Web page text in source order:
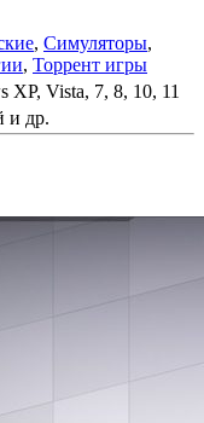
, Симуляторы,
, Торрент игры
XP, Vista, 7, 8, 10, 11
и др.